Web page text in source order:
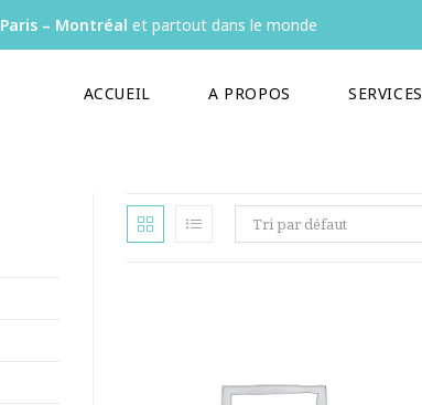
Paris – Montréal et partout dans le monde
ACCUEIL A PROPOS SERVICES
Tri par défaut